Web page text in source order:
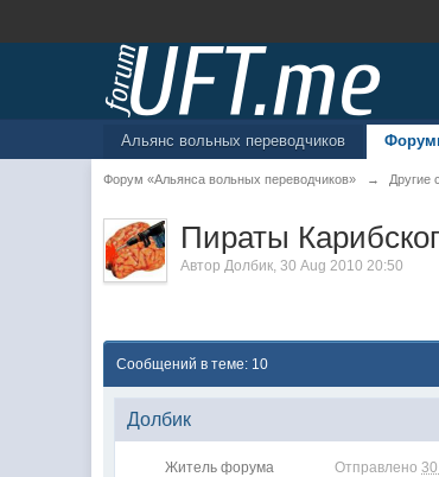
Альянс вольных переводчиков
Форум «Альянса вольных переводчиков» → Другие
Пираты
АвторДолбик,30 Aug 2010 20:50
Сообщений в теме: 10
Долбик
Житель форума Отправлено